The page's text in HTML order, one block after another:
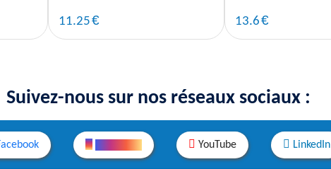
11.25€ 13.6€
Suivez-nous sur nos réseaux sociaux :
YouTube LinkedIn